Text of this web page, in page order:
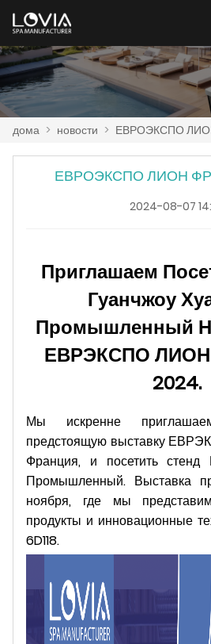
дома > новости > ЕВРОЭКСПО
ЕВРОЭКСПО ЛИОН
2024-08-07
Приглашаем
Гуанчжоу
Промышленный
ЕВРЭКСПО
2024.
Мы искренне
предстоящую выставку
Франция, и посетить стенд
Промышленный. Выставка
ноября, где мы
продукты и инновационные
6D118.